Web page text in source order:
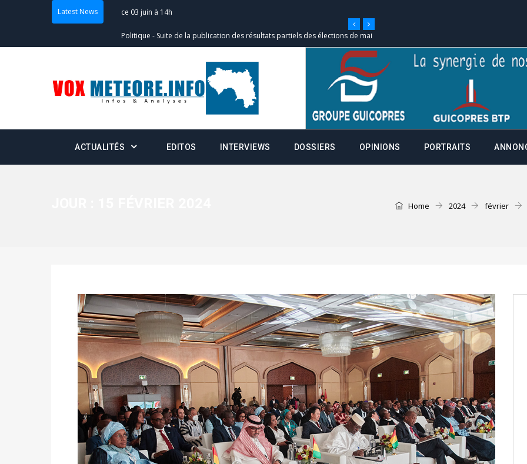
Latest News Politique-Suite de la publication des résultats partiels des élections de mai
– mardi 02 juin à 17h
Scrutins : la DGE active un centre d’appel, joignable au 105, ouvert
24h/24 et 7j/7
Actualités - Double scrutin du 31 mai : fin des campagnes ce jeudi 28 mai à
minuit
Actualités Communiqué relatif à la délivrance de la fiche de procuration
Politique-Double scrutin du 31 mai : retrait des cartes d’électeurs possible
du 16 au 31 mai 2026
Politique-Délégués de bureaux de vote : vos informations à transmettre
avant le 16 mai 2026 à 16h
Politique-Proclamation des résultats globaux provisoires et des
statistiques des législatives et communales : ce 4 juin à 18h
Politique -Suite de la publication des résultats partiels des élections de mai
ce 03 juin à 14h
ACTUALITÉS EDITOS INTERVIEWS DOSSIERS OPINIONS PORTRAITS
Home 2024 février